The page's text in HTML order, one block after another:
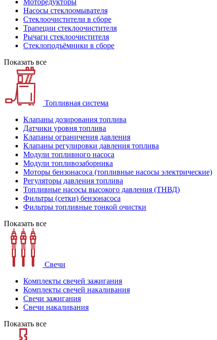
Моторедукторы
Насосы стеклоомывателя
Стеклоочистители в сборе
Трапеции стеклоочистителя
Рычаги стеклоочистителя
Стеклоподъёмники в сборе
Показать все
Топливная система
Клапаны дозирования топлива
Датчики уровня топлива
Клапаны ограничения давления
Клапаны регулировки давления топлива
Модули топливного насоса
Модули топливозаборника
Моторы бензонасоса (топливные насосы электрические)
Регуляторы давления топлива
Топливные насосы высокого давления (ТНВД)
Фильтры (сетки) бензонасоса
Фильтры топливные тонкой очистки
Показать все
Свечи
Комплекты свечей зажигания
Комплекты свечей накаливания
Свечи зажигания
Свечи накаливания
Показать все